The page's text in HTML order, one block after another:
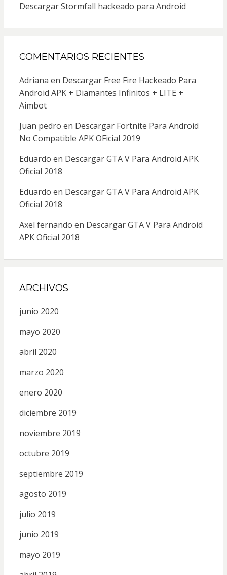
Descargar Stormfall hackeado para Android
COMENTARIOS RECIENTES
Adriana en Descargar Free Fire Hackeado Para
Android APK + Diamantes Infinitos + LITE +
Aimbot
Juan pedro en Descargar Fortnite Para Android
No Compatible APK OFicial 2019
Eduardo en Descargar GTA V Para Android APK
Oficial 2018
Eduardo en Descargar GTA V Para Android APK
Oficial 2018
Axel fernando en Descargar GTA V Para Android
APK Oficial 2018
ARCHIVOS
junio 2020
mayo 2020
abril 2020
marzo 2020
enero 2020
diciembre 2019
noviembre 2019
octubre 2019
septiembre 2019
agosto 2019
julio 2019
junio 2019
mayo 2019